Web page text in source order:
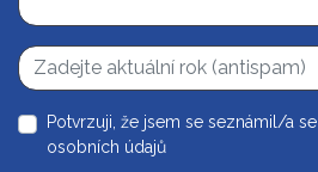
Potvrzuji, že jsem se seznámil/a se
osobních údajů